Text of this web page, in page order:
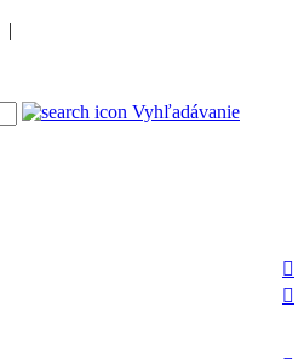
|
Vyhľadávanie